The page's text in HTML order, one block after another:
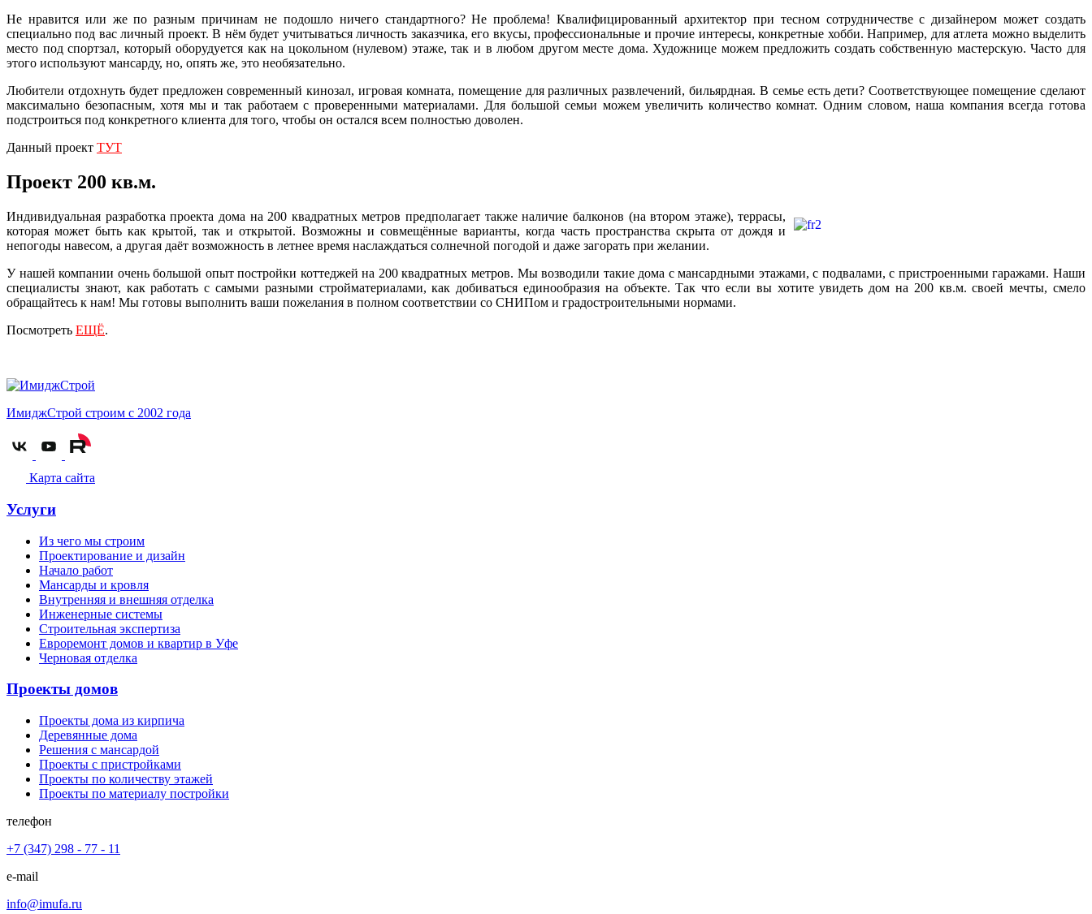
Не нравится или же по разным причинам не подошло ничего стандартного? Не проблема! Квалифицированный архитектор при тесном сотрудничестве с дизайнером может создать
специально под вас личный проект. В нём будет учитываться личность заказчика, его вкусы, профессиональные и прочие интересы, конкретные хобби. Например, для атлета можно выделить
место под спортзал, который оборудуется как на цокольном (нулевом) этаже, так и в любом другом месте дома. Художнице можем предложить создать собственную мастерскую. Часто для
этого используют мансарду, но, опять же, это необязательно.
Любители отдохнуть будет предложен современный кинозал, игровая комната, помещение для различных развлечений, бильярдная. В семье есть дети? Соответствующее помещение сделают
максимально безопасным, хотя мы и так работаем с проверенными материалами. Для большой семьи можем увеличить количество комнат. Одним словом, наша компания всегда готова
подстроиться под конкретного клиента для того, чтобы он остался всем полностью доволен.
Данный проект ТУТ
Проект 200 кв.м.
Индивидуальная разработка проекта дома на 200 квадратных метров предполагает также наличие балконов (на втором этаже), террасы,
которая может быть как крытой, так и открытой. Возможны и совмещённые варианты, когда часть пространства скрыта от дождя и
непогоды навесом, а другая даёт возможность в летнее время наслаждаться солнечной погодой и даже загорать при желании.
У нашей компании очень большой опыт постройки коттеджей на 200 квадратных метров. Мы возводили такие дома с мансардными этажами, с подвалами, с пристроенными гаражами. Наши
специалисты знают, как работать с самыми разными стройматериалами, как добиваться единообразия на объекте. Так что если вы хотите увидеть дом на 200 кв.м. своей мечты, смело
обращайтесь к нам! Мы готовы выполнить ваши пожелания в полном соответствии со СНИПом и градостроительными нормами.
Посмотреть ЕЩЁ.
ИмиджСтрой строим с 2002 года
Карта сайта
Услуги
Из чего мы строим
Проектирование и дизайн
Начало работ
Мансарды и кровля
Внутренняя и внешняя отделка
Инженерные системы
Строительная экспертиза
Евроремонт домов и квартир в Уфе
Черновая отделка
Проекты домов
Проекты дома из кирпича
Деревянные дома
Решения с мансардой
Проекты с пристройками
Проекты по количеству этажей
Проекты по материалу постройки
телефон
+7 (347) 298 - 77 - 11
e-mail
info@imufa.ru